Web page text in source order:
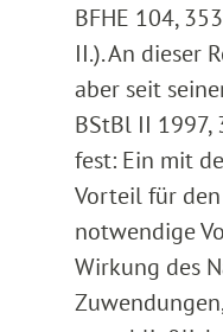
BFHE 104,
II.). An dieser
aber seit
BStBl II 1997,
fest: Ein mit
Vorteil für
notwendige
Wirkung des
Zuwendungen,